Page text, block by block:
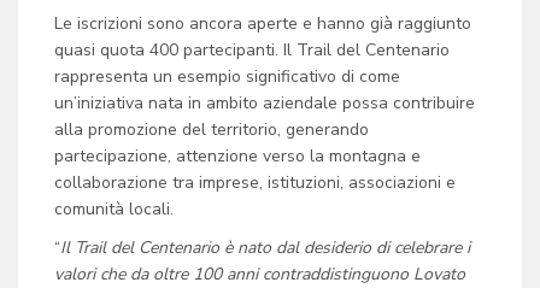
Le iscrizioni sono ancora aperte e hanno già raggiunto
quasi quota 400 partecipanti. Il Trail del Centenario
rappresenta un esempio significativo di come
un’iniziativa nata in ambito aziendale possa contribuire
alla promozione del territorio, generando
partecipazione, attenzione verso la montagna e
collaborazione tra imprese, istituzioni, associazioni e
comunità locali.
“Il Trail del Centenario è nato dal desiderio di celebrare i
valori che da oltre 100 anni contraddistinguono Lovato